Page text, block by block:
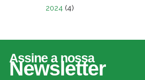
2024 (4)
Assine a nossa
Newsletter